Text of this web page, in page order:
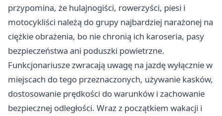
przypomina, że hulajnogiści, rowerzyści, piesi i
motocykliści należą do grupy najbardziej narażonej na
ciężkie obrażenia, bo nie chronią ich karoseria, pasy
bezpieczeństwa ani poduszki powietrzne.
Funkcjonariusze zwracają uwagę na jazdę wyłącznie w
miejscach do tego przeznaczonych, używanie kasków,
dostosowanie prędkości do warunków i zachowanie
bezpiecznej odległości. Wraz z początkiem wakacji i